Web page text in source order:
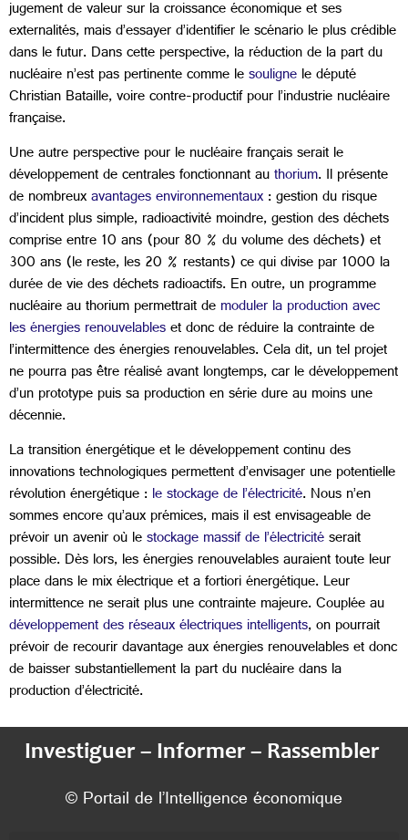
jugement de valeur sur la croissance économique et ses
externalités, mais d’essayer d’identifier le scénario le plus crédible
dans le futur. Dans cette perspective, la réduction de la part du
nucléaire n’est pas pertinente comme lesoulignele député
Christian Bataille, voire contre-productif pour l’industrie nucléaire
française.
Une autre perspective pour le nucléaire français serait le
développement de centrales fonctionnant authorium. Il présente
de nombreuxavantages environnementaux: gestion du risque
d’incident plus simple, radioactivité moindre, gestion des déchets
comprise entre 10 ans (pour 80 % du volume des déchets) et
300 ans (le reste, les 20 % restants) ce qui divise par 1000 la
durée de vie des déchets radioactifs. En outre, un programme
nucléaire au thorium permettrait demoduler la production avec
les énergies renouvelableset donc de réduire la contrainte de
l’intermittence des énergies renouvelables. Cela dit, un tel projet
ne pourra pas être réalisé avant longtemps, car le développement
d’un prototype puis sa production en série dure au moins une
décennie.
La transition énergétique et le développement continu des
innovations technologiques permettent d’envisager une potentielle
révolution énergétique :le stockage de l’électricité. Nous n’en
sommes encore qu’aux prémices, mais il est envisageable de
prévoir un avenir où lestockage massif de l’électricitéserait
possible. Dès lors, les énergies renouvelables auraient toute leur
place dans le mix électrique et a fortiori énergétique. Leur
intermittence ne serait plus une contrainte majeure. Couplée au
développement des réseaux électriques intelligents, on pourrait
prévoir de recourir davantage aux énergies renouvelables et donc
de baisser substantiellement la part du nucléaire dans la
production d’électricité.
Investiguer – Informer – Rassembler
© Portail de l’Intelligence économique